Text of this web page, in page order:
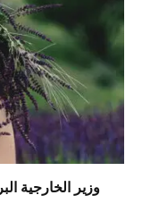
وزير الخارجية